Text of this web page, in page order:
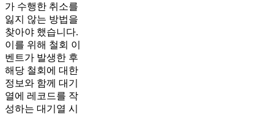
가 수행한 취소를
잃지 않는 방법을
찾아야 했습니다.
이를 위해 철회 이
벤트가 발생한 후
해당 철회에 대한
정보와 함께 대기
열에 레코드를 작
성하는 대기열 시